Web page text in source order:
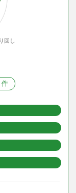
回し
件